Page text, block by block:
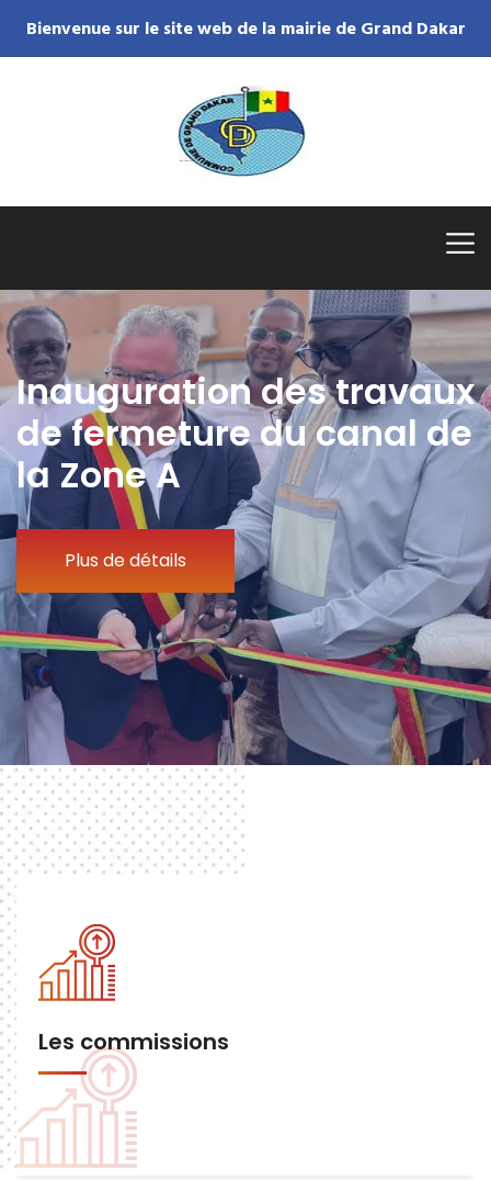
Bienvenue sur le site web de la mairie de Grand Dakar
Inauguration des travaux
de fermeture du canal de
la Zone A
Plus de détails
Les commissions